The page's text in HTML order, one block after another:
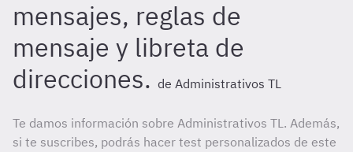
mensajes, reglas de
mensaje y libreta de
direcciones. de Administrativos TL
Te damos información sobre Administrativos TL. Además,
si te suscribes, podrás hacer test personalizados de este